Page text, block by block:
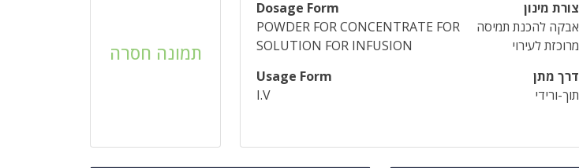
צורת מינון
Dosage Form
אבקה להכנת תמיסה
מרוכזת לעירוי
POWDER FOR CONCENTRATE FOR
SOLUTION FOR INFUSION
דרך מתן
Usage Form
תוך-ורידי
I.V
תמונה חסרה